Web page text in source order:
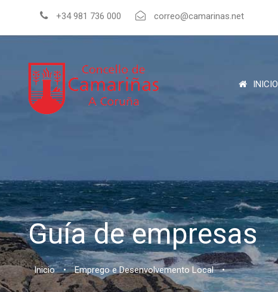
+34 981 736 000 correo@camarinas.net
INICIO
Guía de empresas
Inicio • Emprego e Desenvolvemento Local •